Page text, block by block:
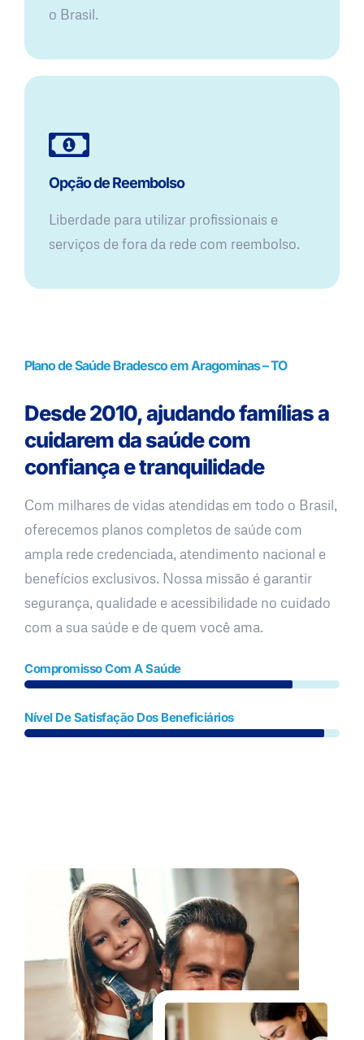
o Brasil.
Opção de Reembolso
Liberdade para utilizar profissionais e
serviços de fora da rede com reembolso.
Plano de Saúde Bradesco em Aragominas – TO
Desde 2010, ajudando famílias a
cuidarem da saúde com
confiança e tranquilidade
Com milhares de vidas atendidas em todo o Brasil,
oferecemos planos completos de saúde com
ampla rede credenciada, atendimento nacional e
benefícios exclusivos. Nossa missão é garantir
segurança, qualidade e acessibilidade no cuidado
com a sua saúde e de quem você ama.
Compromisso Com A Saúde
Nível De Satisfação Dos Beneficiários